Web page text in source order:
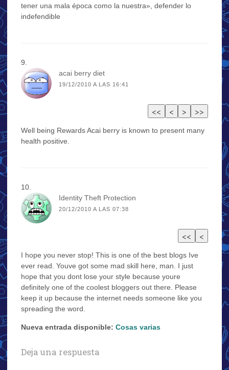
tener una mala época como la nuestra», defender lo
indefendible
acai berry diet
19/12/2010 A LAS 16:41
Well being Rewards Acai berry is known to present many
health positive.
Identity Theft Protection
20/12/2010 A LAS 07:38
I hope you never stop! This is one of the best blogs Ive
ever read. Youve got some mad skill here, man. I just
hope that you dont lose your style because youre
definitely one of the coolest bloggers out there. Please
keep it up because the internet needs someone like you
spreading the word.
Nueva entrada disponible: Cosas varias
Deja una respuesta